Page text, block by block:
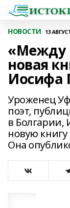
НОВОСТИ 13
«Между
новая
Иосифа
Уроженец
поэт,
в Болгарии,
новую
Она